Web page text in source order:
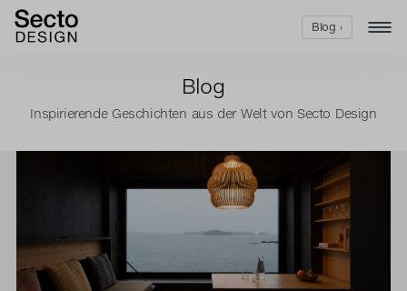
Blog
Inspirierende Geschichten aus der Welt von Secto Design
Blog ›